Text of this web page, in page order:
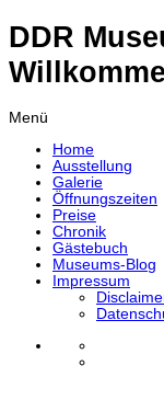
DDR
Menü
Home
Ausstellung
Galerie
Öffnungszeiten
Preise
Chronik
Gästebuch
Museums-Blog
Impressum